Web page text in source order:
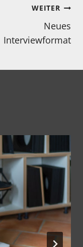
WEITER
Neues
Interviewformat